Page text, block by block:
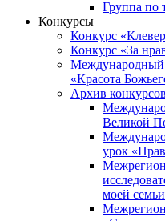
Группа по
Конкурсы
Конкурс
Конкурс «За
Международный
«Красота
Архив конкурсов
Великой
урок
моей